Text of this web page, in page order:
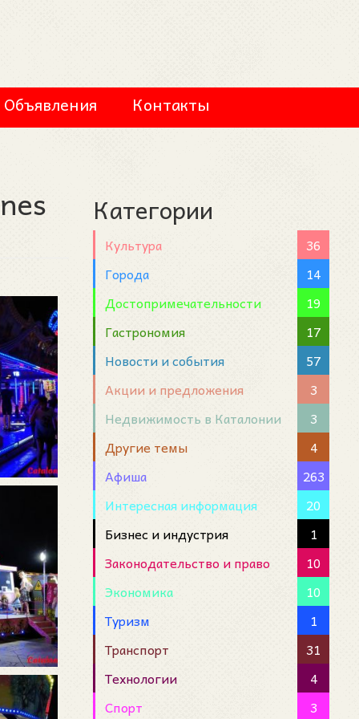
Объявления Контакты
Категории
Культура
36
Города
14
Достопримечательности
19
Гастрономия
17
Новости и события
57
Акции и предложения
3
Недвижимость в Каталонии
3
Другие темы
4
Афиша
263
Интересная информация
20
Бизнес и индустрия
1
Законодательство и право
10
Экономика
10
Туризм
1
Транспорт
31
Технологии
4
Спорт
3